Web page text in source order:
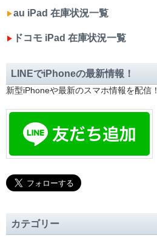
▶︎au iPad 在庫状況一覧
▶︎ ドコモ iPad 在庫状況一覧
LINEでiPhoneの最新情報！
新型iPhoneや最新のスマホ情報を配信！
カテゴリー